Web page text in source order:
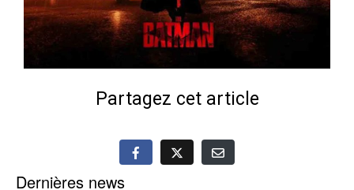
Partagez cet article
Dernières news